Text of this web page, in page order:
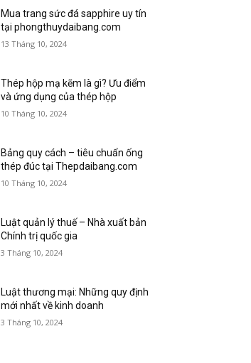
Mua trang sức đá sapphire uy tín
tại phongthuydaibang.com
13 Tháng 10, 2024
Thép hộp mạ kẽm là gì? Ưu điểm
và ứng dụng của thép hộp
10 Tháng 10, 2024
Bảng quy cách – tiêu chuẩn ống
thép đúc tại Thepdaibang.com
10 Tháng 10, 2024
Luật quản lý thuế – Nhà xuất bản
Chính trị quốc gia
3 Tháng 10, 2024
Luật thương mại: Những quy định
mới nhất về kinh doanh
3 Tháng 10, 2024